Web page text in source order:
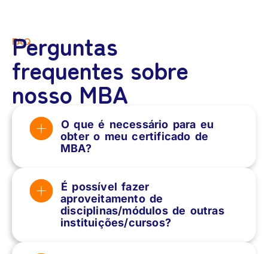
FAQ
Perguntas
frequentes sobre
nosso MBA
O que é necessário para eu
obter o meu certificado de
MBA?
É possível fazer
aproveitamento de
disciplinas/módulos de outras
instituições/cursos?